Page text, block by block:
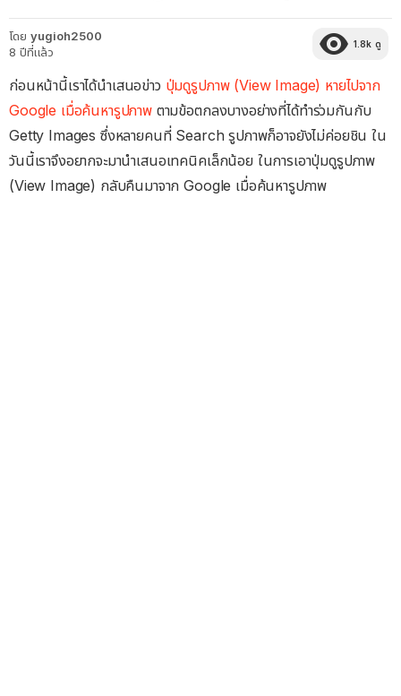
โดย yugioh2500
8 ปีที่แล้ว
1.8k ดู
ก่อนหน้านี้เราได้นำเสนอข่าว ปุ่มดูรูปภาพ (View Image) หายไปจาก
Google เมื่อค้นหารูปภาพตามข้อตกลงบางอย่างที่ได้ทำร่วมกันกับ
Getty Images ซึ่งหลายคนที่ Search รูปภาพก็อาจยังไม่ค่อยชิน ใน
วันนี้เราจึงอยากจะมานำเสนอเทคนิคเล็กน้อย ในการเอาปุ่มดูรูปภาพ
(View Image) กลับคืนมาจาก Google เมื่อค้นหารูปภาพ